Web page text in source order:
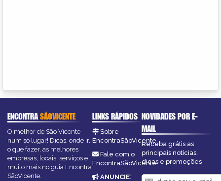
ENCONTRASÃOVICENTE
O melhor de São Vicente
num só lugar! Dicas, onde ir,
o que fazer, as melhores
empresas, locais, serviços e
muito mais no guia Encontra
SãoVicente.
LINKS RÁPIDOS
Sobre
EncontraSãoVicente
Fale com o
EncontraSãoVicente
ANUNCIE:
NOVIDADES POR E-
MAIL
Receba grátis as
principais notícias,
dicas e promoções